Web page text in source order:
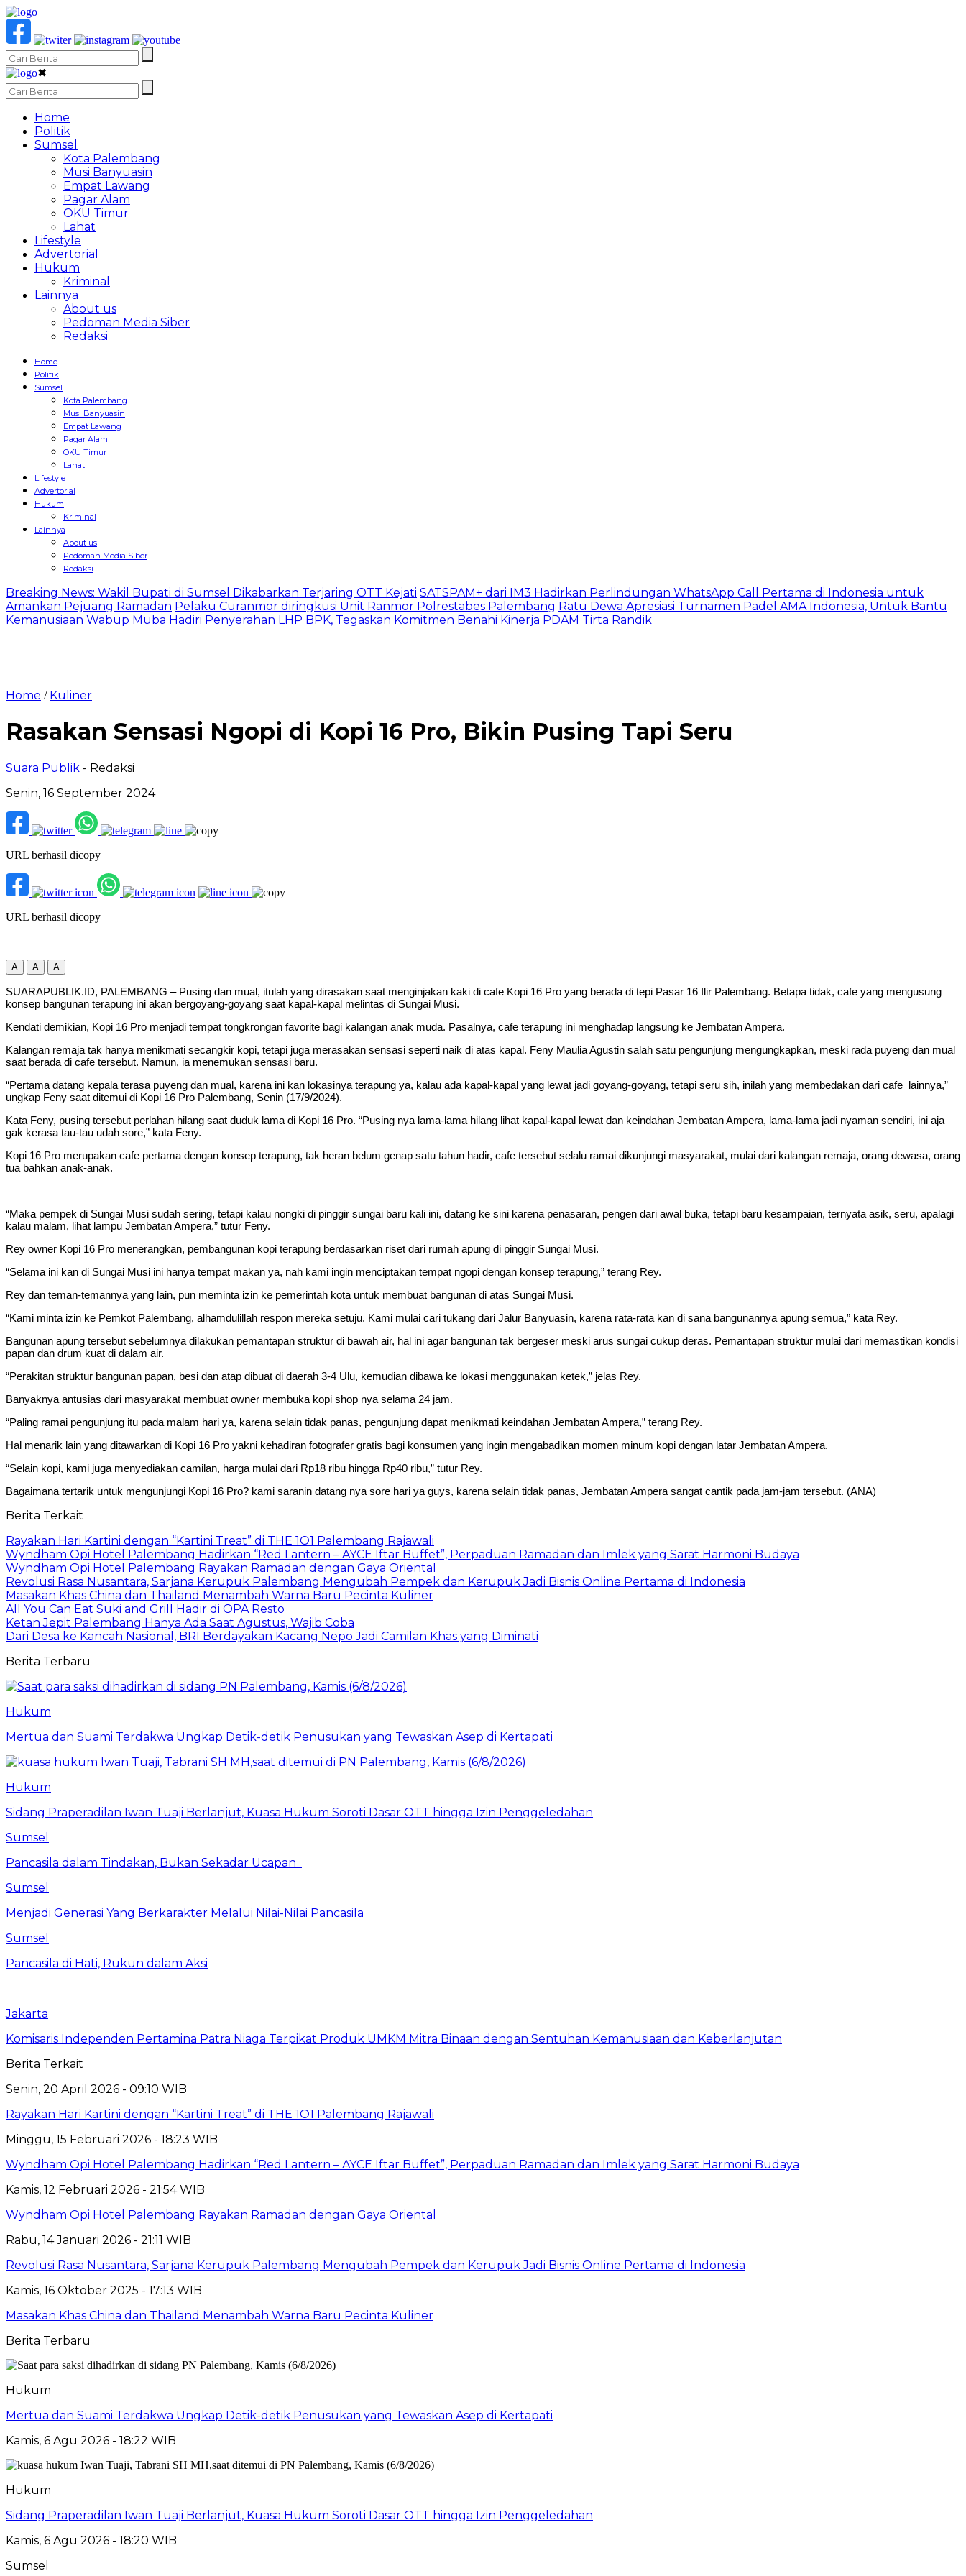
✖
Home
Politik
Sumsel
Kota Palembang
Musi Banyuasin
Empat Lawang
Pagar Alam
OKU Timur
Lahat
Lifestyle
Advertorial
Hukum
Kriminal
Lainnya
About us
Pedoman Media Siber
Redaksi
Home
Politik
Sumsel
Kota Palembang
Musi Banyuasin
Empat Lawang
Pagar Alam
OKU Timur
Lahat
Lifestyle
Advertorial
Hukum
Kriminal
Lainnya
About us
Pedoman Media Siber
Redaksi
Breaking News: Wakil Bupati di Sumsel Dikabarkan Terjaring OTT Kejati SATSPAM+ dari IM3 Hadirkan Perlindungan WhatsApp Call Pertama di Indonesia untuk
Amankan Pejuang Ramadan Pelaku Curanmor diringkusi Unit Ranmor Polrestabes Palembang Ratu Dewa Apresiasi Turnamen Padel AMA Indonesia, Untuk Bantu
Kemanusiaan Wabup Muba Hadiri Penyerahan LHP BPK, Tegaskan Komitmen Benahi Kinerja PDAM Tirta Randik
Home / Kuliner
Rasakan Sensasi Ngopi di Kopi 16 Pro, Bikin Pusing Tapi Seru
Suara Publik - Redaksi
Senin, 16 September 2024
URL berhasil dicopy
URL berhasil dicopy
A A A
SUARAPUBLIK.ID, PALEMBANG – Pusing dan mual, itulah yang dirasakan saat menginjakan kaki di cafe Kopi 16 Pro yang berada di tepi Pasar 16 Ilir Palembang. Betapa tidak, cafe yang mengusung
konsep bangunan terapung ini akan bergoyang-goyang saat kapal-kapal melintas di Sungai Musi.
Kendati demikian, Kopi 16 Pro menjadi tempat tongkrongan favorite bagi kalangan anak muda. Pasalnya, cafe terapung ini menghadap langsung ke Jembatan Ampera.
Kalangan remaja tak hanya menikmati secangkir kopi, tetapi juga merasakan sensasi seperti naik di atas kapal. Feny Maulia Agustin salah satu pengunjung mengungkapkan, meski rada puyeng dan mual
saat berada di cafe tersebut. Namun, ia menemukan sensasi baru.
“Pertama datang kepala terasa puyeng dan mual, karena ini kan lokasinya terapung ya, kalau ada kapal-kapal yang lewat jadi goyang-goyang, tetapi seru sih, inilah yang membedakan dari cafe lainnya,”
ungkap Feny saat ditemui di Kopi 16 Pro Palembang, Senin (17/9/2024).
Kata Feny, pusing tersebut perlahan hilang saat duduk lama di Kopi 16 Pro. “Pusing nya lama-lama hilang lihat kapal-kapal lewat dan keindahan Jembatan Ampera, lama-lama jadi nyaman sendiri, ini aja
gak kerasa tau-tau udah sore,” kata Feny.
Kopi 16 Pro merupakan cafe pertama dengan konsep terapung, tak heran belum genap satu tahun hadir, cafe tersebut selalu ramai dikunjungi masyarakat, mulai dari kalangan remaja, orang dewasa, orang
tua bahkan anak-anak.
“Maka pempek di Sungai Musi sudah sering, tetapi kalau nongki di pinggir sungai baru kali ini, datang ke sini karena penasaran, pengen dari awal buka, tetapi baru kesampaian, ternyata asik, seru, apalagi
kalau malam, lihat lampu Jembatan Ampera,” tutur Feny.
Rey owner Kopi 16 Pro menerangkan, pembangunan kopi terapung berdasarkan riset dari rumah apung di pinggir Sungai Musi.
“Selama ini kan di Sungai Musi ini hanya tempat makan ya, nah kami ingin menciptakan tempat ngopi dengan konsep terapung,” terang Rey.
Rey dan teman-temannya yang lain, pun meminta izin ke pemerintah kota untuk membuat bangunan di atas Sungai Musi.
“Kami minta izin ke Pemkot Palembang, alhamdulillah respon mereka setuju. Kami mulai cari tukang dari Jalur Banyuasin, karena rata-rata kan di sana bangunannya apung semua,” kata Rey.
Bangunan apung tersebut sebelumnya dilakukan pemantapan struktur di bawah air, hal ini agar bangunan tak bergeser meski arus sungai cukup deras. Pemantapan struktur mulai dari memastikan kondisi
papan dan drum kuat di dalam air.
“Perakitan struktur bangunan papan, besi dan atap dibuat di daerah 3-4 Ulu, kemudian dibawa ke lokasi menggunakan ketek,” jelas Rey.
Banyaknya antusias dari masyarakat membuat owner membuka kopi shop nya selama 24 jam.
“Paling ramai pengunjung itu pada malam hari ya, karena selain tidak panas, pengunjung dapat menikmati keindahan Jembatan Ampera,” terang Rey.
Hal menarik lain yang ditawarkan di Kopi 16 Pro yakni kehadiran fotografer gratis bagi konsumen yang ingin mengabadikan momen minum kopi dengan latar Jembatan Ampera.
“Selain kopi, kami juga menyediakan camilan, harga mulai dari Rp18 ribu hingga Rp40 ribu,” tutur Rey.
Bagaimana tertarik untuk mengunjungi Kopi 16 Pro? kami saranin datang nya sore hari ya guys, karena selain tidak panas, Jembatan Ampera sangat cantik pada jam-jam tersebut. (ANA)
Berita Terkait
Rayakan Hari Kartini dengan “Kartini Treat” di THE 1O1 Palembang Rajawali
Wyndham Opi Hotel Palembang Hadirkan “Red Lantern – AYCE Iftar Buffet”, Perpaduan Ramadan dan Imlek yang Sarat Harmoni Budaya
Wyndham Opi Hotel Palembang Rayakan Ramadan dengan Gaya Oriental
Revolusi Rasa Nusantara, Sarjana Kerupuk Palembang Mengubah Pempek dan Kerupuk Jadi Bisnis Online Pertama di Indonesia
Masakan Khas China dan Thailand Menambah Warna Baru Pecinta Kuliner
All You Can Eat Suki and Grill Hadir di OPA Resto
Ketan Jepit Palembang Hanya Ada Saat Agustus, Wajib Coba
Dari Desa ke Kancah Nasional, BRI Berdayakan Kacang Nepo Jadi Camilan Khas yang Diminati
Berita Terbaru
Hukum
Mertua dan Suami Terdakwa Ungkap Detik-detik Penusukan yang Tewaskan Asep di Kertapati
Hukum
Sidang Praperadilan Iwan Tuaji Berlanjut, Kuasa Hukum Soroti Dasar OTT hingga Izin Penggeledahan
Sumsel
Pancasila dalam Tindakan, Bukan Sekadar Ucapan
Sumsel
Menjadi Generasi Yang Berkarakter Melalui Nilai-Nilai Pancasila
Sumsel
Pancasila di Hati, Rukun dalam Aksi
Jakarta
Komisaris Independen Pertamina Patra Niaga Terpikat Produk UMKM Mitra Binaan dengan Sentuhan Kemanusiaan dan Keberlanjutan
Berita Terkait
Senin, 20 April 2026 - 09:10 WIB
Rayakan Hari Kartini dengan “Kartini Treat” di THE 1O1 Palembang Rajawali
Minggu, 15 Februari 2026 - 18:23 WIB
Wyndham Opi Hotel Palembang Hadirkan “Red Lantern – AYCE Iftar Buffet”, Perpaduan Ramadan dan Imlek yang Sarat Harmoni Budaya
Kamis, 12 Februari 2026 - 21:54 WIB
Wyndham Opi Hotel Palembang Rayakan Ramadan dengan Gaya Oriental
Rabu, 14 Januari 2026 - 21:11 WIB
Revolusi Rasa Nusantara, Sarjana Kerupuk Palembang Mengubah Pempek dan Kerupuk Jadi Bisnis Online Pertama di Indonesia
Kamis, 16 Oktober 2025 - 17:13 WIB
Masakan Khas China dan Thailand Menambah Warna Baru Pecinta Kuliner
Berita Terbaru
Hukum
Mertua dan Suami Terdakwa Ungkap Detik-detik Penusukan yang Tewaskan Asep di Kertapati
Kamis, 6 Agu 2026 - 18:22 WIB
Hukum
Sidang Praperadilan Iwan Tuaji Berlanjut, Kuasa Hukum Soroti Dasar OTT hingga Izin Penggeledahan
Kamis, 6 Agu 2026 - 18:20 WIB
Sumsel